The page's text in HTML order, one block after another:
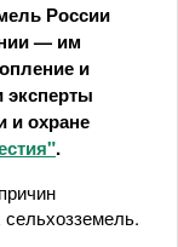
России
— им
и
эксперты
и охране
.
сельхозземель.